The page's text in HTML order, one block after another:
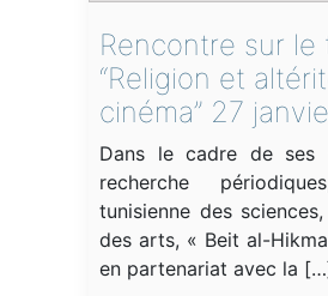
Rencontre sur le
“Religion et
cinéma” 27
Dans le cadre de ses
recherche
tunisienne des
des arts, « Beit al-Hikma
en partenariat avec la